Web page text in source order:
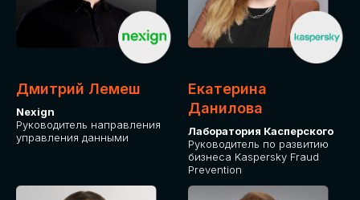
Дмитрий Лемеш
Nexign
Руководитель направления
управления данными
Екатерина
Данилова
Лаборатория Касперского
Руководитель по развитию
бизнеса Kaspersky Fraud
Prevention
ДЛЯ ОПЛАТЫ БИЛЕТОВ
Оплата через сервис Timepad
ПРИОБРЕСТИ БИЛЕТ